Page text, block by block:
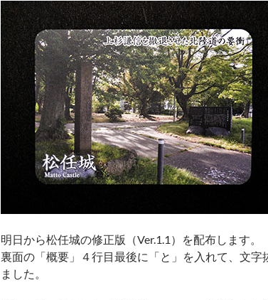
明日から松任城の修正版（Ver.1.1）を配布します。
裏面の「概要」４行目最後に「と」を入れて、文字
ました。